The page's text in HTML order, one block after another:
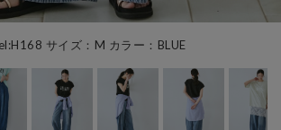
サイズ：M カラー：BLUE